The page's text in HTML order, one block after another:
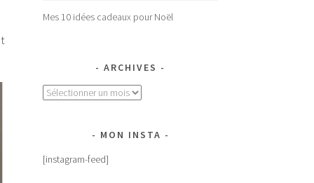
Mes 10 idées cadeaux pour Noël
ARCHIVES
Archives
MON INSTA
[instagram-feed]